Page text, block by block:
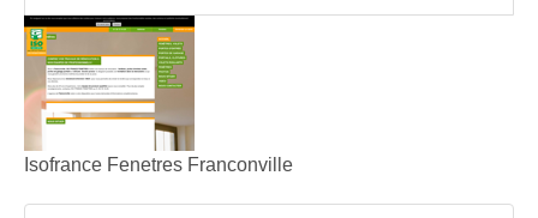
Isofrance Fenetres Franconville